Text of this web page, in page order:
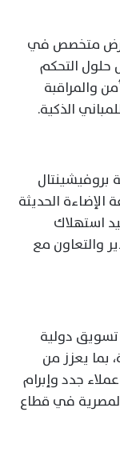
متخصص في
حلول التحكم
والمراقبة
الذكية.
الحديثة
استهلاك
والتعاون مع
تسويق دولية
بما يعزز من
جدد وإبرام
المصرية في قطاع